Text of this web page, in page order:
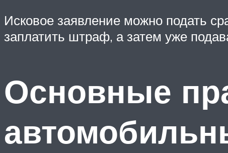
Исковое заявление можно подать
заплатить штраф, а затем уже
Основные